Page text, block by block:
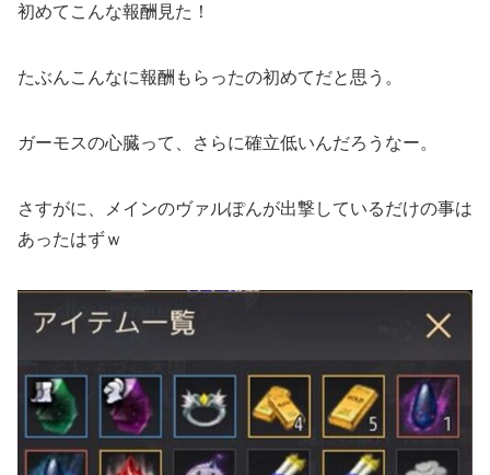
初めてこんな報酬見た！
たぶんこんなに報酬もらったの初めてだと思う。
ガーモスの心臓って、さらに確立低いんだろうなー。
さすがに、メインのヴァルぽんが出撃しているだけの事は
あったはずｗ